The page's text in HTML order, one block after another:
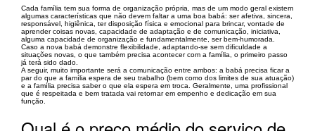
Cada família tem sua forma de organização própria, mas de um modo geral existem
algumas características que não devem faltar a uma boa babá: ser afetiva, sincera,
responsável, higiênica, ter disposição física e emocional para brincar, vontade de
aprender coisas novas, capacidade de adaptação e de comunicação, iniciativa,
alguma capacidade de organização e fundamentalmente, ser bem-humorada.
Caso a nova babá demonstre flexibilidade, adaptando-se sem dificuldade a
situações novas, o que também precisa acontecer com a família, o primeiro passo
já terá sido dado.
A seguir, muito importante será a comunicação entre ambos: a babá precisa ficar a
par do que a família espera de seu trabalho (bem como dos limites de sua atuação)
e a família precisa saber o que ela espera em troca. Geralmente, uma profissional
que é respeitada e bem tratada vai retornar em empenho e dedicação em sua
função.